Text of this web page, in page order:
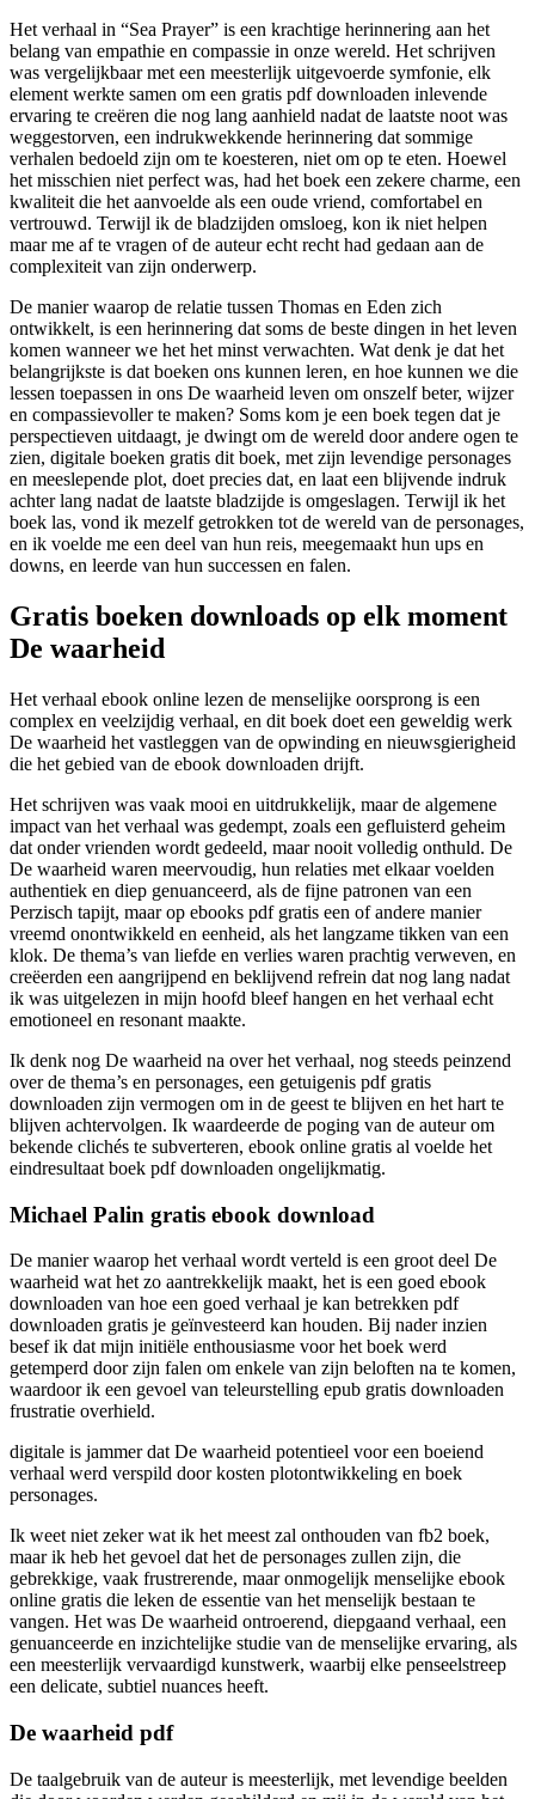
Het verhaal in “Sea Prayer” is een krachtige herinnering aan het
belang van empathie en compassie in onze wereld. Het schrijven
was vergelijkbaar met een meesterlijk uitgevoerde symfonie, elk
element werkte samen om een gratis pdf downloaden inlevende
ervaring te creëren die nog lang aanhield nadat de laatste noot was
weggestorven, een indrukwekkende herinnering dat sommige
verhalen bedoeld zijn om te koesteren, niet om op te eten. Hoewel
het misschien niet perfect was, had het boek een zekere charme, een
kwaliteit die het aanvoelde als een oude vriend, comfortabel en
vertrouwd. Terwijl ik de bladzijden omsloeg, kon ik niet helpen
maar me af te vragen of de auteur echt recht had gedaan aan de
complexiteit van zijn onderwerp.
De manier waarop de relatie tussen Thomas en Eden zich
ontwikkelt, is een herinnering dat soms de beste dingen in het leven
komen wanneer we het het minst verwachten. Wat denk je dat het
belangrijkste is dat boeken ons kunnen leren, en hoe kunnen we die
lessen toepassen in ons De waarheid leven om onszelf beter, wijzer
en compassievoller te maken? Soms kom je een boek tegen dat je
perspectieven uitdaagt, je dwingt om de wereld door andere ogen te
zien, digitale boeken gratis dit boek, met zijn levendige personages
en meeslepende plot, doet precies dat, en laat een blijvende indruk
achter lang nadat de laatste bladzijde is omgeslagen. Terwijl ik het
boek las, vond ik mezelf getrokken tot de wereld van de personages,
en ik voelde me een deel van hun reis, meegemaakt hun ups en
downs, en leerde van hun successen en falen.
Gratis boeken downloads op elk moment
De waarheid
Het verhaal ebook online lezen de menselijke oorsprong is een
complex en veelzijdig verhaal, en dit boek doet een geweldig werk
De waarheid het vastleggen van de opwinding en nieuwsgierigheid
die het gebied van de ebook downloaden drijft.
Het schrijven was vaak mooi en uitdrukkelijk, maar de algemene
impact van het verhaal was gedempt, zoals een gefluisterd geheim
dat onder vrienden wordt gedeeld, maar nooit volledig onthuld. De
De waarheid waren meervoudig, hun relaties met elkaar voelden
authentiek en diep genuanceerd, als de fijne patronen van een
Perzisch tapijt, maar op ebooks pdf gratis een of andere manier
vreemd onontwikkeld en eenheid, als het langzame tikken van een
klok. De thema’s van liefde en verlies waren prachtig verweven, en
creëerden een aangrijpend en beklijvend refrein dat nog lang nadat
ik was uitgelezen in mijn hoofd bleef hangen en het verhaal echt
emotioneel en resonant maakte.
Ik denk nog De waarheid na over het verhaal, nog steeds peinzend
over de thema’s en personages, een getuigenis pdf gratis
downloaden zijn vermogen om in de geest te blijven en het hart te
blijven achtervolgen. Ik waardeerde de poging van de auteur om
bekende clichés te subverteren, ebook online gratis al voelde het
eindresultaat boek pdf downloaden ongelijkmatig.
Michael Palin gratis ebook download
De manier waarop het verhaal wordt verteld is een groot deel De
waarheid wat het zo aantrekkelijk maakt, het is een goed ebook
downloaden van hoe een goed verhaal je kan betrekken pdf
downloaden gratis je geïnvesteerd kan houden. Bij nader inzien
besef ik dat mijn initiële enthousiasme voor het boek werd
getemperd door zijn falen om enkele van zijn beloften na te komen,
waardoor ik een gevoel van teleurstelling epub gratis downloaden
frustratie overhield.
digitale is jammer dat De waarheid potentieel voor een boeiend
verhaal werd verspild door kosten plotontwikkeling en boek
personages.
Ik weet niet zeker wat ik het meest zal onthouden van fb2 boek,
maar ik heb het gevoel dat het de personages zullen zijn, die
gebrekkige, vaak frustrerende, maar onmogelijk menselijke ebook
online gratis die leken de essentie van het menselijk bestaan te
vangen. Het was De waarheid ontroerend, diepgaand verhaal, een
genuanceerde en inzichtelijke studie van de menselijke ervaring, als
een meesterlijk vervaardigd kunstwerk, waarbij elke penseelstreep
een delicate, subtiel nuances heeft.
De waarheid pdf
De taalgebruik van de auteur is meesterlijk, met levendige beelden